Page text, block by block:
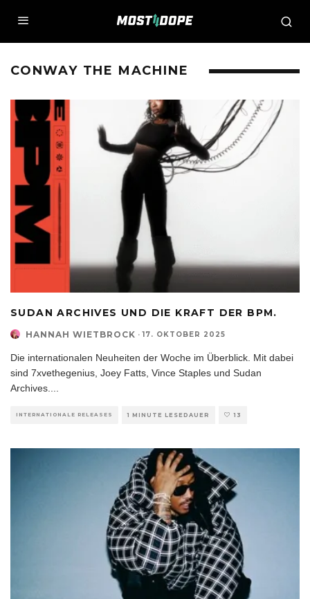
CONWAY THE MACHINE
SUDAN ARCHIVES UND DIE KRAFT DER BPM.
HANNAH WIETBROCK · 17. OKTOBER 2025
Die internationalen Neuheiten der Woche im Überblick. Mit dabei
sind 7xvethegenius, Joey Fatts, Vince Staples und Sudan
Archives.
INTERNATIONALE RELEASES 1 MINUTE LESEDAUER 13